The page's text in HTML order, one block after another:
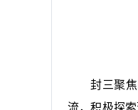
封三聚
流，积极探